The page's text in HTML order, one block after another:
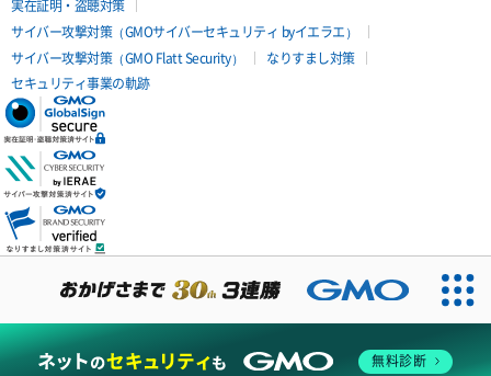
実在証明・盗聴対策
サイバー攻撃対策（GMOサイバーセキュリティ byイエラエ）
サイバー攻撃対策（GMO Flatt Security）
なりすまし対策
セキュリティ事業の軌跡
無料診断